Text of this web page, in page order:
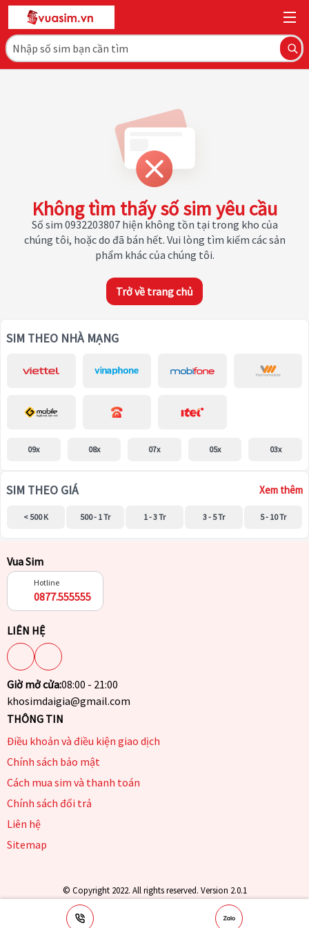
Không tìm thấy số sim yêu cầu
Số sim 0932203807 hiện không tồn tại trong kho của
chúng tôi, hoặc do đã bán hết. Vui lòng tìm kiếm các sản
phẩm khác của chúng tôi.
Trở về trang chủ
SIM THEO NHÀ MẠNG
09x 08x 07x 05x 03x
SIM THEO GIÁ Xem thêm
< 500 K 500 - 1 Tr 1 - 3 Tr 3 - 5 Tr 5 - 10 Tr
Vua Sim
Hotline
0877.555555
LIÊN HỆ
Giờ mở cửa:08:00 - 21:00
khosimdaigia@gmail.com
THÔNG TIN
Điều khoản và điều kiện giao dịch
Chính sách bảo mật
Cách mua sim và thanh toán
Chính sách đổi trả
Liên hệ
Sitemap
© Copyright 2022. All rights reserved. Version 2.0.1